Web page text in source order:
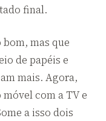
final.
bom, mas que
de papéis e
mais. Agora,
com a TV e
a isso dois